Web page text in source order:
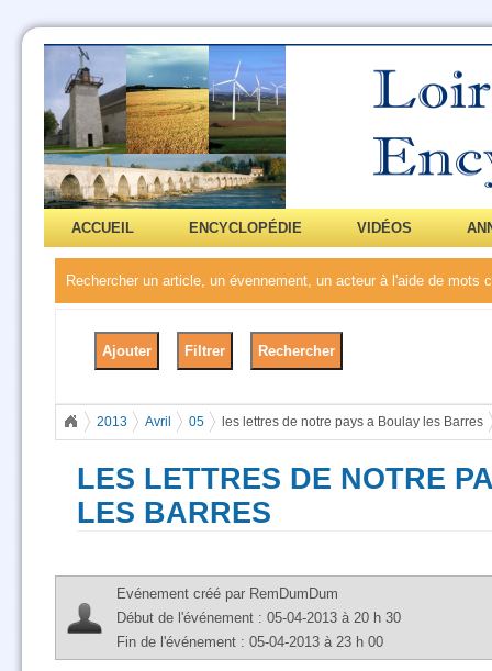
ACCUEIL ENCYCLOPÉDIE VIDÉOS
Rechercher un article, un évennement, un acteur à l'aide de mots
2013 Avril 05 les lettres de notre pays a Boulay les Barres
LES LETTRES DE NOTRE
LES BARRES
Evénement créé par RemDumDum
Début de l'événement : 05-04-2013 à 20 h 30
Fin de l'événement : 05-04-2013 à 23 h 00